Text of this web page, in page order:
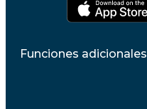
Funciones adicionales